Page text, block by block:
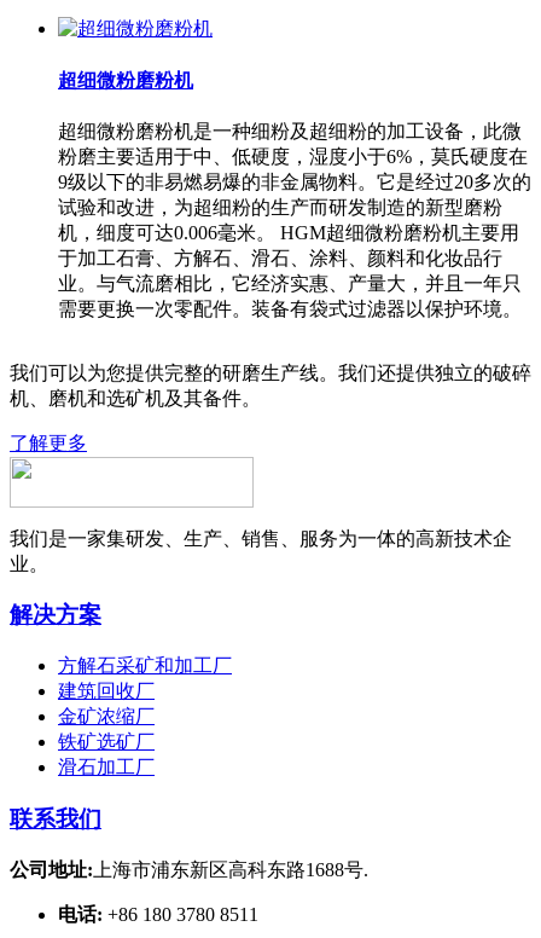
超细微粉磨粉机
超细微粉磨粉机是一种细粉及超细粉的加工设备，此微
粉磨主要适用于中、低硬度，湿度小于6%，莫氏硬度在
9级以下的非易燃易爆的非金属物料。它是经过20多次的
试验和改进，为超细粉的生产而研发制造的新型磨粉
机，细度可达0.006毫米。 HGM超细微粉磨粉机主要用
于加工石膏、方解石、滑石、涂料、颜料和化妆品行
业。与气流磨相比，它经济实惠、产量大，并且一年只
需要更换一次零配件。装备有袋式过滤器以保护环境。
我们可以为您提供完整的研磨生产线。我们还提供独立的破碎
机、磨机和选矿机及其备件。
了解更多
我们是一家集研发、生产、销售、服务为一体的高新技术企
业。
解决方案
方解石采矿和加工厂
建筑回收厂
金矿浓缩厂
铁矿选矿厂
滑石加工厂
联系我们
公司地址: 上海市浦东新区高科东路1688号.
电话: +86 180 3780 8511